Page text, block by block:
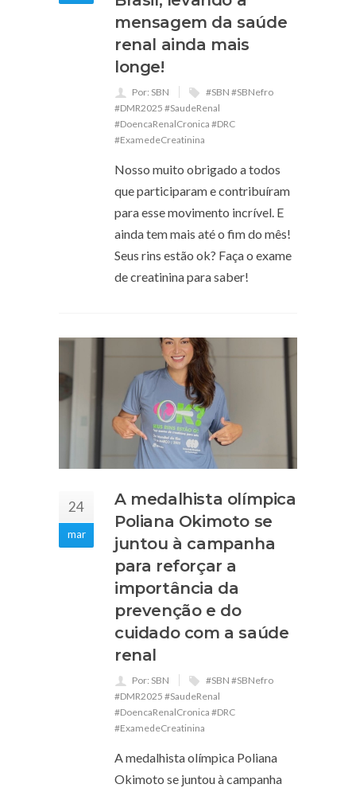
mensagem da saúde
renal ainda mais
longe!
Por: SBN
#SBN #SBNefro
#DMR2025 #SaudeRenal
#DoencaRenalCronica #DRC
#ExamedeCreatinina
Nosso muito obrigado a todos
que participaram e contribuíram
para esse movimento incrível. E
ainda tem mais até o fim do mês!
Seus rins estão ok? Faça o exame
de creatinina para saber!
24
mar
A medalhista olímpica
Poliana Okimoto se
juntou à campanha
para reforçar a
importância da
prevenção e do
cuidado com a saúde
renal
Por: SBN
#SBN #SBNefro
#DMR2025 #SaudeRenal
#DoencaRenalCronica #DRC
#ExamedeCreatinina
A medalhista olímpica Poliana
Okimoto se juntou à campanha